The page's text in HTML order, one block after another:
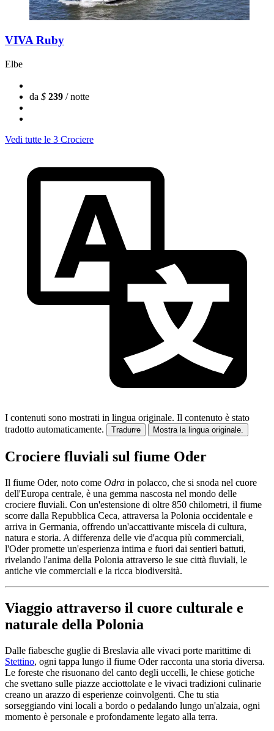
VIVA Ruby
Elbe
da $ 239 / notte
Vedi tutte le 3 Crociere
I contenuti sono mostrati in lingua originale. Il contenuto è stato
tradotto automaticamente.
Tradurre Mostra la lingua originale.
Crociere fluviali sul fiume Oder
Il fiume Oder, noto come Odra in polacco, che si snoda nel cuore
dell'Europa centrale, è una gemma nascosta nel mondo delle
crociere fluviali. Con un'estensione di oltre 850 chilometri, il fiume
scorre dalla Repubblica Ceca, attraversa la Polonia occidentale e
arriva in Germania, offrendo un'accattivante miscela di cultura,
natura e storia. A differenza delle vie d'acqua più commerciali,
l'Oder promette un'esperienza intima e fuori dai sentieri battuti,
rivelando l'anima della Polonia attraverso le sue città fluviali, le
antiche vie commerciali e la ricca biodiversità.
Viaggio attraverso il cuore culturale e
naturale della Polonia
Dalle fiabesche guglie di Breslavia alle vivaci porte marittime di
Stettino, ogni tappa lungo il fiume Oder racconta una storia diversa.
Le foreste che risuonano del canto degli uccelli, le chiese gotiche
che svettano sulle piazze acciottolate e le vivaci tradizioni culinarie
creano un arazzo di esperienze coinvolgenti. Che tu stia
sorseggiando vini locali a bordo o pedalando lungo un'alzaia, ogni
momento è personale e profondamente legato alla terra.